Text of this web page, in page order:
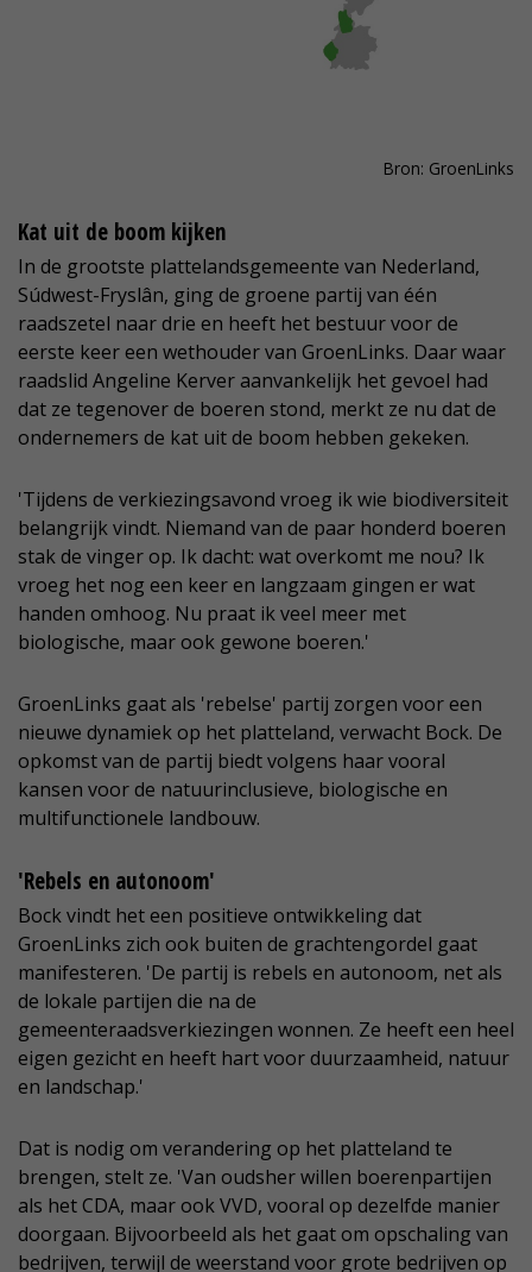
Bron: GroenLinks
Kat uit de boom kijken
In de grootste plattelandsgemeente van Nederland,
Súdwest-Fryslân, ging de groene partij van één
raadszetel naar drie en heeft het bestuur voor de
eerste keer een wethouder van GroenLinks. Daar waar
raadslid Angeline Kerver aanvankelijk het gevoel had
dat ze tegenover de boeren stond, merkt ze nu dat de
ondernemers de kat uit de boom hebben gekeken.
'Tijdens de verkiezingsavond vroeg ik wie biodiversiteit
belangrijk vindt. Niemand van de paar honderd boeren
stak de vinger op. Ik dacht: wat overkomt me nou? Ik
vroeg het nog een keer en langzaam gingen er wat
handen omhoog. Nu praat ik veel meer met
biologische, maar ook gewone boeren.'
GroenLinks gaat als 'rebelse' partij zorgen voor een
nieuwe dynamiek op het platteland, verwacht Bock. De
opkomst van de partij biedt volgens haar vooral
kansen voor de natuurinclusieve, biologische en
multifunctionele landbouw.
'Rebels en autonoom'
Bock vindt het een positieve ontwikkeling dat
GroenLinks zich ook buiten de grachtengordel gaat
manifesteren. 'De partij is rebels en autonoom, net als
de lokale partijen die na de
gemeenteraadsverkiezingen wonnen. Ze heeft een heel
eigen gezicht en heeft hart voor duurzaamheid, natuur
en landschap.'
Dat is nodig om verandering op het platteland te
brengen, stelt ze. 'Van oudsher willen boerenpartijen
als het CDA, maar ook VVD, vooral op dezelfde manier
doorgaan. Bijvoorbeeld als het gaat om opschaling van
bedrijven, terwijl de weerstand voor grote bedrijven op